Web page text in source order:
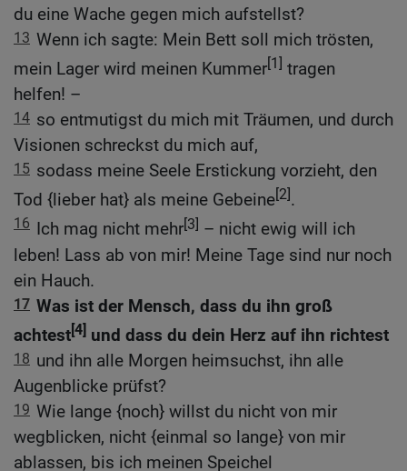
du eine Wache gegen mich aufstellst?
13 Wenn ich sagte: Mein Bett soll mich trösten,
mein Lager wird meinen Kummer[1] tragen
helfen! –
14 so entmutigst du mich mit Träumen, und durch
Visionen schreckst du mich auf,
15 sodass meine Seele Erstickung vorzieht, den
Tod {lieber hat} als meine Gebeine[2].
16 Ich mag nicht mehr[3] – nicht ewig will ich
leben! Lass ab von mir! Meine Tage sind nur noch
ein Hauch.
17 Was ist der Mensch, dass du ihn groß
achtest[4] und dass du dein Herz auf ihn richtest
18 und ihn alle Morgen heimsuchst, ihn alle
Augenblicke prüfst?
19 Wie lange {noch} willst du nicht von mir
wegblicken, nicht {einmal so lange} von mir
ablassen, bis ich meinen Speichel